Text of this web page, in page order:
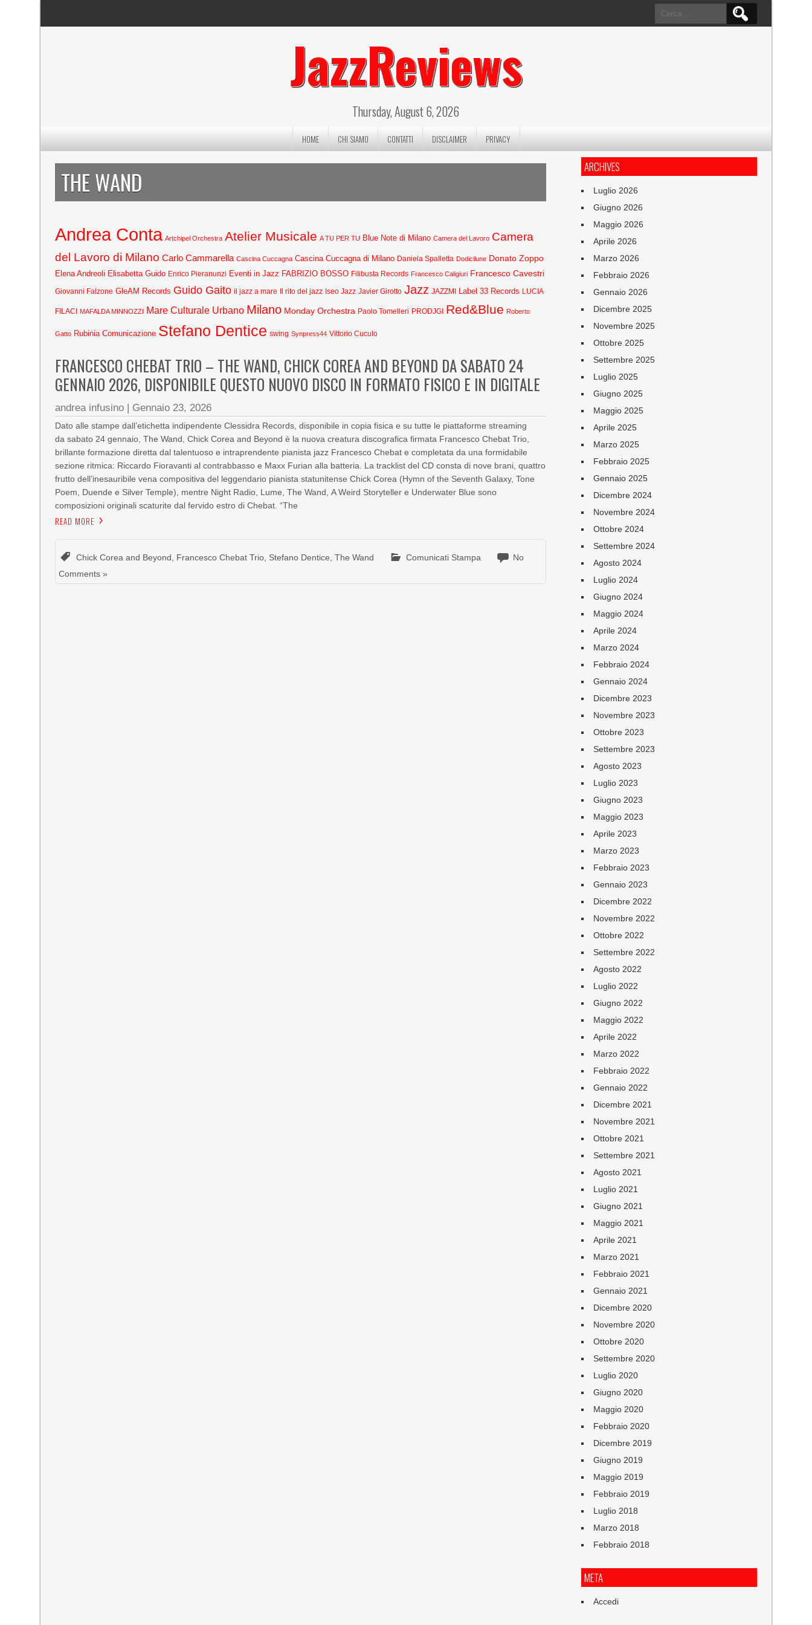
Ricerca
per:
JazzReviews
Thursday, August 6, 2026
HOME CHI SIAMO CONTATTI DISCLAIMER PRIVACY
THE WAND
Andrea Conta Artchipel Orchestra Atelier Musicale A TU PER TU Blue Note di Milano Camera del Lavoro Camera
del Lavoro di Milano Carlo Cammarella Cascina Cuccagna Cascina Cuccagna di Milano Daniela Spalletta Dodicilune Donato Zoppo
Elena Andreoli Elisabetta Guido Enrico Pieranunzi Eventi in Jazz FABRIZIO BOSSO Filibusta Records Francesco Caligiuri Francesco Cavestri
Giovanni Falzone GleAM Records Guido Gaito il jazz a mare Il rito del jazz Iseo Jazz Javier Girotto Jazz JAZZMI Label 33 Records LUCIA
FILACI MAFALDA MINNOZZI Mare Culturale Urbano Milano Monday Orchestra Paolo Tomelleri PRODJGI Red&Blue Roberto
Gatto Rubinia Comunicazione Stefano Dentice swing Synpress44 Vittorio Cuculo
FRANCESCO CHEBAT TRIO – THE WAND, CHICK COREA AND BEYOND DA SABATO 24
GENNAIO 2026, DISPONIBILE QUESTO NUOVO DISCO IN FORMATO FISICO E IN DIGITALE
andrea infusino | Gennaio 23, 2026
Dato alle stampe dall’etichetta indipendente Clessidra Records, disponibile in copia fisica e su tutte le piattaforme streaming
da sabato 24 gennaio, The Wand, Chick Corea and Beyond è la nuova creatura discografica firmata Francesco Chebat Trio,
brillante formazione diretta dal talentuoso e intraprendente pianista jazz Francesco Chebat e completata da una formidabile
sezione ritmica: Riccardo Fioravanti al contrabbasso e Maxx Furian alla batteria. La tracklist del CD consta di nove brani, quattro
frutto dell’inesauribile vena compositiva del leggendario pianista statunitense Chick Corea (Hymn of the Seventh Galaxy, Tone
Poem, Duende e Silver Temple), mentre Night Radio, Lume, The Wand, A Weird Storyteller e Underwater Blue sono
composizioni originali scaturite dal fervido estro di Chebat. “The
READ MORE
Chick Corea and Beyond Francesco Chebat Trio Stefano Dentice ,The Wand Comunicati Stampa
No
Comments »
ARCHIVES
Luglio 2026
Giugno 2026
Maggio 2026
Aprile 2026
Marzo 2026
Febbraio 2026
Gennaio 2026
Dicembre 2025
Novembre 2025
Ottobre 2025
Settembre 2025
Luglio 2025
Giugno 2025
Maggio 2025
Aprile 2025
Marzo 2025
Febbraio 2025
Gennaio 2025
Dicembre 2024
Novembre 2024
Ottobre 2024
Settembre 2024
Agosto 2024
Luglio 2024
Giugno 2024
Maggio 2024
Aprile 2024
Marzo 2024
Febbraio 2024
Gennaio 2024
Dicembre 2023
Novembre 2023
Ottobre 2023
Settembre 2023
Agosto 2023
Luglio 2023
Giugno 2023
Maggio 2023
Aprile 2023
Marzo 2023
Febbraio 2023
Gennaio 2023
Dicembre 2022
Novembre 2022
Ottobre 2022
Settembre 2022
Agosto 2022
Luglio 2022
Giugno 2022
Maggio 2022
Aprile 2022
Marzo 2022
Febbraio 2022
Gennaio 2022
Dicembre 2021
Novembre 2021
Ottobre 2021
Settembre 2021
Agosto 2021
Luglio 2021
Giugno 2021
Maggio 2021
Aprile 2021
Marzo 2021
Febbraio 2021
Gennaio 2021
Dicembre 2020
Novembre 2020
Ottobre 2020
Settembre 2020
Luglio 2020
Giugno 2020
Maggio 2020
Febbraio 2020
Dicembre 2019
Giugno 2019
Maggio 2019
Febbraio 2019
Luglio 2018
Marzo 2018
Febbraio 2018
META
Accedi